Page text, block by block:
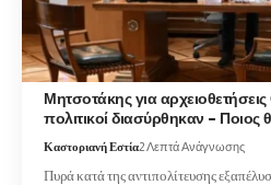
Μητσοτάκης για
πολιτικοί διασύρθηκαν –
Καστοριανή Εστία2 Λεπτά Ανάγνωσης
Πυρά κατά της αντιπολίτευσης